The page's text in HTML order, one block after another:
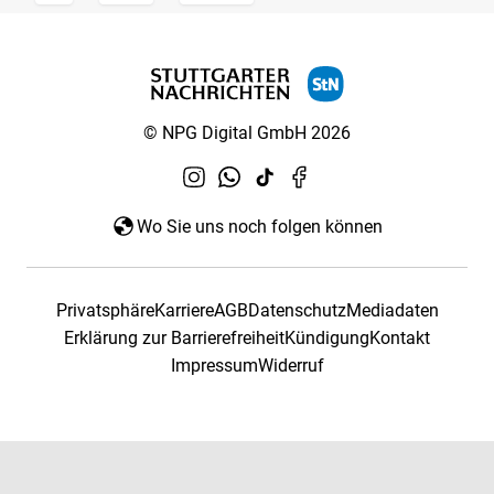
© NPG Digital GmbH 2026
Wo Sie uns noch folgen können
PrivatsphäreKarriereAGBDatenschutzMediadaten
Erklärung zur BarrierefreiheitKündigungKontakt
ImpressumWiderruf